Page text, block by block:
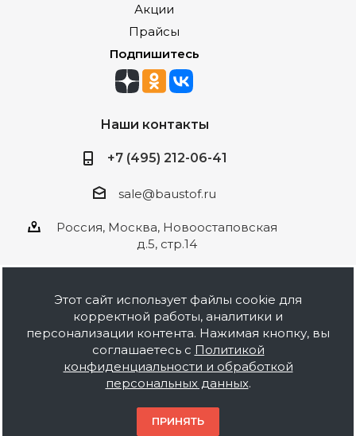
Акции
Прайсы
Подпишитесь
Наши контакты
+7 (495) 212-06-41
sale@baustof.ru
Россия, Москва, Новоостаповская
д.5, стр.14
2026 © ООО Баустов. Собственное
производство лакокрасочной продукции,
оптовая и розничная продажа строительных
материалов, комплектация объектов под ключ.
Информация на сайте носит ознакомительный
характер и не является публичной офертой.
Этот сайт использует файлы cookie для
корректной работы, аналитики и
персонализации контента. Нажимая кнопку, вы
соглашаетесь с Политикой
конфиденциальности и обработкой
персональных данных.
ПРИНЯТЬ